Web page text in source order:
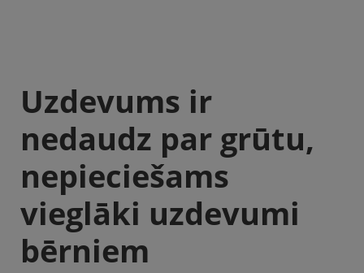
Uzdevums ir
nedaudz par grūtu,
nepieciešams
vieglāki uzdevumi
bērniem